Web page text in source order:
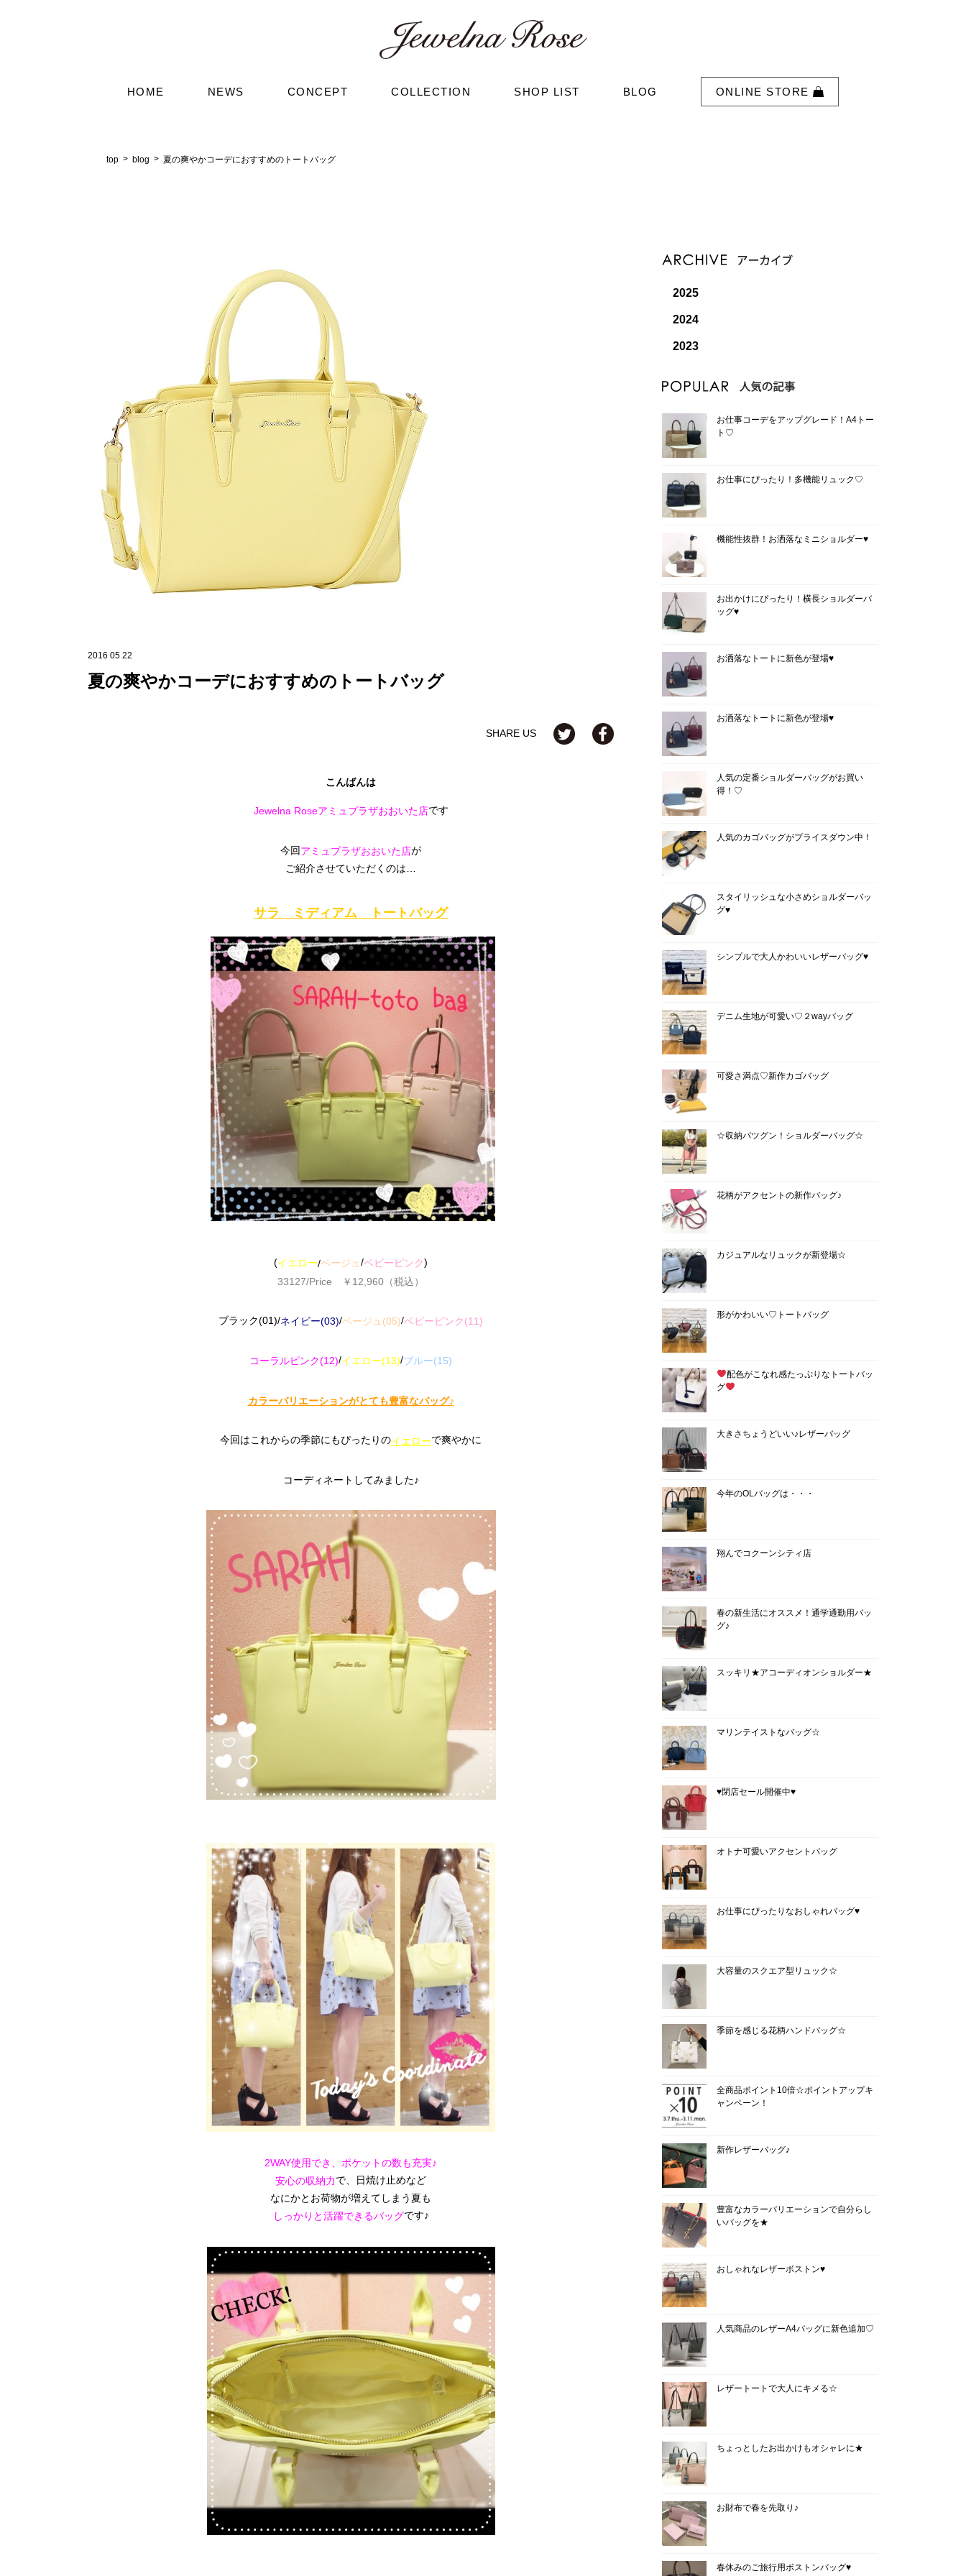
HOME NEWS CONCEPT COLLECTION SHOP LIST BLOG ONLINE STORE
top blog 夏の爽やかコーデにおすすめのトートバッグ
2016 05 22
夏の爽やかコーデにおすすめのトートバッグ
SHARE US
こんばんは
Jewelna Roseアミュプラザおおいた店です
今回アミュプラザおおいた店が
ご紹介させていただくのは…
サラ ミディアム トートバッグ
(イエロー/ベージュ /ベビーピンク)
33127/Price ￥12,960（税込）
ブラック(01)/ネイビー(03)/ベージュ(05)/ベビーピンク(11)
コーラルピンク(12)/イエロー(13)/ブルー(15)
カラーバリエーションがとても豊富なバッグ♪
今回はこれからの季節にもぴったりのイエローで爽やかに
コーディネートしてみました♪
2WAY使用でき、 ポケットの数も充実♪
安心の収納力で、日焼け止めなど
なにかとお荷物が増えてしまう夏も
しっかりと活躍できるバッグです♪
2025
2024
2023
お仕事コーデをアップグレード！A4トー
ト♡
お仕事にぴったり！多機能リュック♡
機能性抜群！お洒落なミニショルダー♥
お出かけにぴったり！横長ショルダーバ
ッグ♥
お洒落なトートに新色が登場♥
お洒落なトートに新色が登場♥
人気の定番ショルダーバッグがお買い
得！♡
人気のカゴバッグがプライスダウン中！
スタイリッシュな小さめショルダーバッ
グ♥
シンプルで大人かわいいレザーバッグ♥
デニム生地が可愛い♡２wayバッグ
可愛さ満点♡新作カゴバッグ
☆収納バツグン！ショルダーバッグ☆
花柄がアクセントの新作バッグ♪
カジュアルなリュックが新登場☆
形がかわいい♡トートバッグ
配色がこなれ感たっぷりなトートバッ
グ
大きさちょうどいい♪レザーバッグ
今年のOLバッグは・・・
翔んでコクーンシティ店
春の新生活にオススメ！通学通勤用バッ
グ♪
スッキリ★アコーディオンショルダー★
マリンテイストなバッグ☆
♥閉店セール開催中♥
オトナ可愛いアクセントバッグ
お仕事にぴったりなおしゃれバッグ♥
大容量のスクエア型リュック☆
季節を感じる花柄ハンドバッグ☆
全商品ポイント10倍☆ポイントアップキ
ャンペーン！
新作レザーバッグ♪
豊富なカラーバリエーションで自分らし
いバッグを★
おしゃれなレザーボストン♥
人気商品のレザーA4バッグに新色追加♡
レザートートで大人にキメる☆
ちょっとしたお出かけもオシャレに★
お財布で春を先取り♪
春休みのご旅行用ボストンバッグ♥